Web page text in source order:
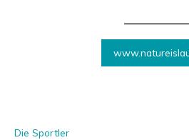
Die Sportler